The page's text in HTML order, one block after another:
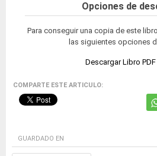
Opciones de
Para conseguir una copia de este
las siguientes opciones
Descargar Libro PDF
COMPARTE ESTE ARTICULO:
GUARDADO EN